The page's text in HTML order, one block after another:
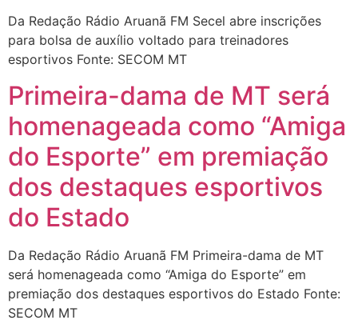
Da Redação Rádio Aruanã FM Secel abre inscrições
para bolsa de auxílio voltado para treinadores
esportivos Fonte: SECOM MT
Primeira-dama de MT será
homenageada como “Amiga
do Esporte” em premiação
dos destaques esportivos
do Estado
Da Redação Rádio Aruanã FM Primeira-dama de MT
será homenageada como “Amiga do Esporte” em
premiação dos destaques esportivos do Estado Fonte:
SECOM MT